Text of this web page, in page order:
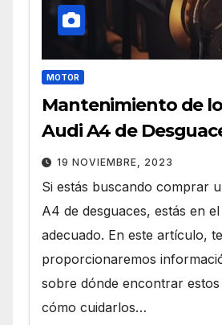
MOTOR
Mantenimiento de
Audi A4 de
19 NOVIEMBRE, 2023
Si estás buscando comprar
A4 de desguaces, estás en
adecuado. En este artículo, te
proporcionaremos
sobre dónde encontrar
cómo cuidarlos…